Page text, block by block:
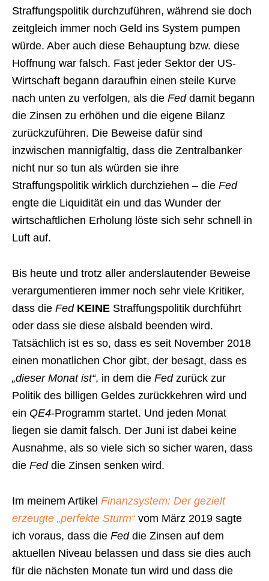
Straffungspolitik durchzuführen, während sie doch
zeitgleich immer noch Geld ins System pumpen
würde. Aber auch diese Behauptung bzw. diese
Hoffnung war falsch. Fast jeder Sektor der US-
Wirtschaft begann daraufhin einen steile Kurve
nach unten zu verfolgen, als die Feddamit begann
die Zinsen zu erhöhen und die eigene Bilanz
zurückzuführen. Die Beweise dafür sind
inzwischen mannigfaltig, dass die Zentralbanker
nicht nur so tun als würden sie ihre
Straffungspolitik wirklich durchziehen – die Fed
engte die Liquidität ein und das Wunder der
wirtschaftlichen Erholung löste sich sehr schnell in
Luft auf.
Bis heute und trotz aller anderslautender Beweise
verargumentieren immer noch sehr viele Kritiker,
dass die Fed KEINE Straffungspolitik durchführt
oder dass sie diese alsbald beenden wird.
Tatsächlich ist es so, dass es seit November 2018
einen monatlichen Chor gibt, der besagt, dass es
„dieser Monat ist“, in dem die Fedzurück zur
Politik des billigen Geldes zurückkehren wird und
ein QE4-Programm startet. Und jeden Monat
liegen sie damit falsch. Der Juni ist dabei keine
Ausnahme, als so viele sich so sicher waren, dass
die Feddie Zinsen senken wird.
Im meinem Artikel Finanzsystem: Der gezielt
erzeugte „perfekte Sturm“vom März 2019 sagte
ich voraus, dass die Feddie Zinsen auf dem
aktuellen Niveau belassen und dass sie dies auch
für die nächsten Monate tun wird und dass die